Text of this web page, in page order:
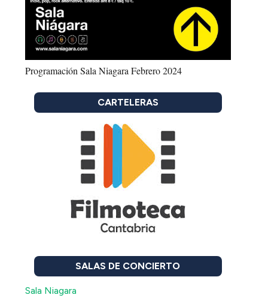
Programación Sala Niagara Febrero 2024
CARTELERAS
SALAS DE CONCIERTO
Sala Niagara